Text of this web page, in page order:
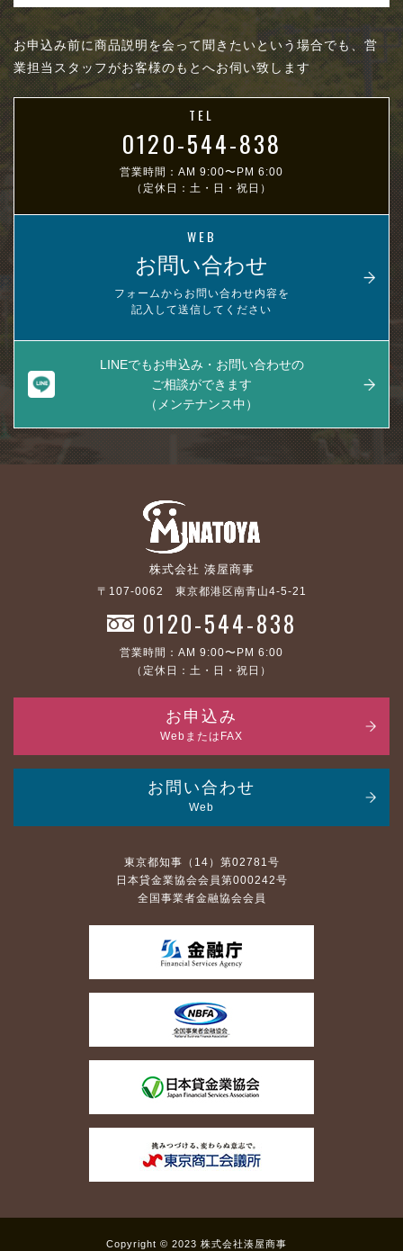
お申込み前に商品説明を会って聞きたいという場合でも、営
業担当スタッフがお客様のもとへお伺い致します
TEL
0120-544-838
営業時間：AM 9:00〜PM 6:00
（定休日：土・日・祝日）
WEB
お問い合わせ
フォームからお問い合わせ内容を
記入して送信してください
LINEでもお申込み・お問い合わせの
ご相談ができます
（メンテナンス中）
株式会社 湊屋商事
〒107-0062 東京都港区南青山4-5-21
0120-544-838
営業時間：AM 9:00〜PM 6:00
（定休日：土・日・祝日）
お申込み
WebまたはFAX
お問い合わせ
Web
東京都知事（14）第02781号
日本貸金業協会会員第000242号
全国事業者金融協会会員
Copyright © 2023 株式会社湊屋商事